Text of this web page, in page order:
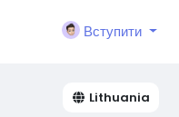
Вступити
Lithuania